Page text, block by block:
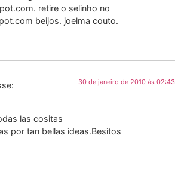
retire o selinho no
beijos. joelma couto.
30 de janeiro de 2010 às 02:43
las cositas
por tan bellas ideas.Besitos